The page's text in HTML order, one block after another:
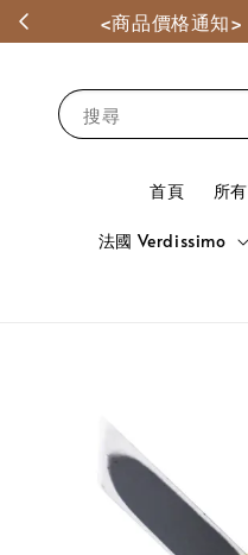
<商品價格通知
搜尋
首頁 所
法國 Verdissimo